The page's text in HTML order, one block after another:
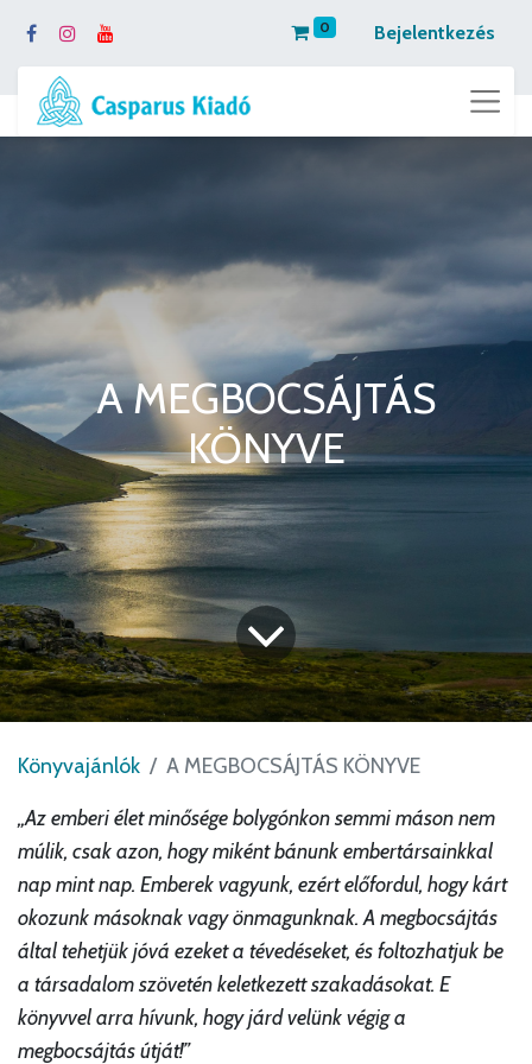
0 Bejelentkezés
A MEGBOCSÁJTÁS
KÖNYVE
Könyvajánlók
A MEGBOCSÁJTÁS KÖNYVE
„Az emberi élet minősége bolygónkon semmi máson nem
múlik, csak azon, hogy miként bánunk embertársainkkal
nap mint nap. Emberek vagyunk, ezért előfordul, hogy kárt
okozunk másoknak vagy önmagunknak. A megbocsájtás
által tehetjük jóvá ezeket a tévedéseket, és foltozhatjuk be
a társadalom szövetén keletkezett szakadásokat. E
könyvvel arra hívunk, hogy járd velünk végig a
megbocsájtás útját!”